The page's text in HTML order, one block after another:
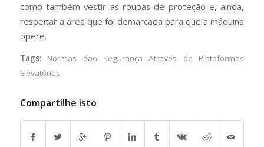
como também vestir as roupas de proteção e, ainda,
respeitar a área que foi demarcada para que a máquina
opere.
Tags:
Normas dão Segurança Através de Plataformas
Elevatórias
Compartilhe isto